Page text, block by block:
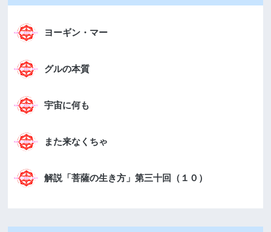
ヨーギン・マー
グルの本質
宇宙に何も
また来なくちゃ
解説「菩薩の生き方」第三十回（１０）